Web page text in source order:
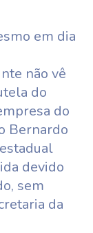
em dia
não vê
do
do
Bernardo
devido
sem
da